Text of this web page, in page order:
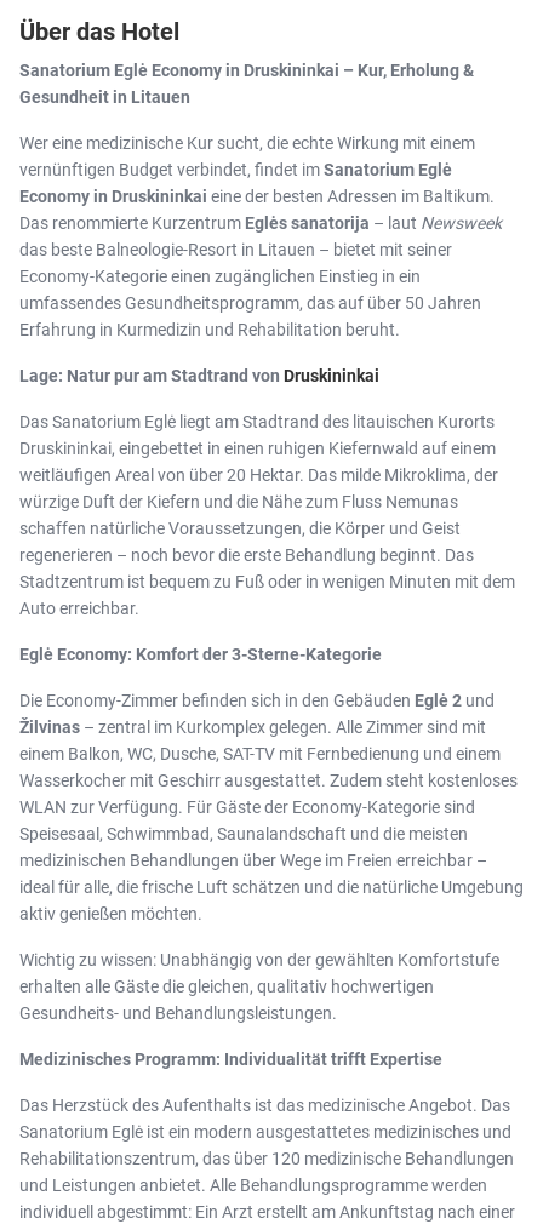
Über das Hotel
Sanatorium Eglė Economy in Druskininkai – Kur, Erholung &
Gesundheit in Litauen
Wer eine medizinische Kur sucht, die echte Wirkung mit einem
vernünftigen Budget verbindet, findet imSanatorium Eglė
Economy in Druskininkai eine der besten Adressen im Baltikum.
Das renommierte Kurzentrum Eglės sanatorija – laut Newsweek
das beste Balneologie-Resort in Litauen – bietet mit seiner
Economy-Kategorie einen zugänglichen Einstieg in ein
umfassendes Gesundheitsprogramm, das auf über 50 Jahren
Erfahrung in Kurmedizin und Rehabilitation beruht.
Lage: Natur pur am Stadtrand von Druskininkai
Das Sanatorium Eglė liegt am Stadtrand des litauischen Kurorts
Druskininkai, eingebettet in einen ruhigen Kiefernwald auf einem
weitläufigen Areal von über 20 Hektar. Das milde Mikroklima, der
würzige Duft der Kiefern und die Nähe zum Fluss Nemunas
schaffen natürliche Voraussetzungen, die Körper und Geist
regenerieren – noch bevor die erste Behandlung beginnt. Das
Stadtzentrum ist bequem zu Fuß oder in wenigen Minuten mit dem
Auto erreichbar.
Eglė Economy: Komfort der 3-Sterne-Kategorie
Die Economy-Zimmer befinden sich in den Gebäuden Eglė 2 und
Žilvinas – zentral im Kurkomplex gelegen. Alle Zimmer sind mit
einem Balkon, WC, Dusche, SAT-TV mit Fernbedienung und einem
Wasserkocher mit Geschirr ausgestattet. Zudem steht kostenloses
WLAN zur Verfügung. Für Gäste der Economy-Kategorie sind
Speisesaal, Schwimmbad, Saunalandschaft und die meisten
medizinischen Behandlungen über Wege im Freien erreichbar –
ideal für alle, die frische Luft schätzen und die natürliche Umgebung
aktiv genießen möchten.
Wichtig zu wissen: Unabhängig von der gewählten Komfortstufe
erhalten alle Gäste die gleichen, qualitativ hochwertigen
Gesundheits- und Behandlungsleistungen.
Medizinisches Programm: Individualität trifft Expertise
Das Herzstück des Aufenthalts ist das medizinische Angebot. Das
Sanatorium Eglė ist ein modern ausgestattetes medizinisches und
Rehabilitationszentrum, das über 120 medizinische Behandlungen
und Leistungen anbietet. Alle Behandlungsprogramme werden
individuell abgestimmt: Ein Arzt erstellt am Ankunftstag nach einer